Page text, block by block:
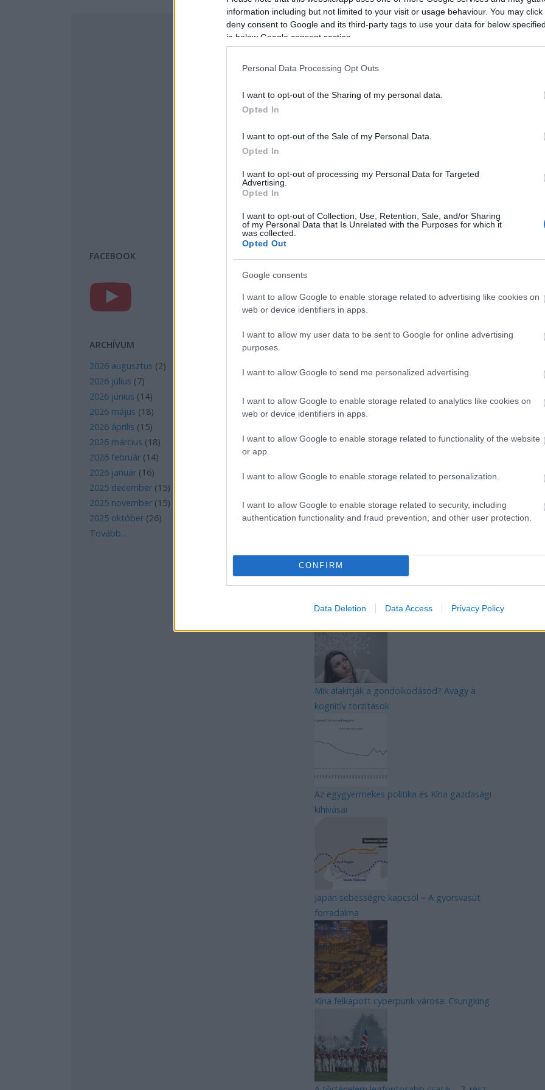
information including but not limited to your visit or usage behaviour. You may
deny consent to Google and its third-party tags to use your data for below
in below Google consent section.
Personal Data Processing Opt Outs
I want to opt-out of the Sharing of my personal data.
Opted In
I want to opt-out of the Sale of my Personal Data.
Opted In
I want to opt-out of processing my Personal Data for Targeted
Advertising.
Opted In
I want to opt-out of Collection, Use, Retention, Sale, and/or Sharing
of my Personal Data that Is Unrelated with the Purposes for which it
was collected.
Opted Out
Google consents
I want to allow Google to enable storage related to advertising like cookies on
web or device identifiers in apps.
I want to allow my user data to be sent to Google for online advertising
purposes.
I want to allow Google to send me personalized advertising.
I want to allow Google to enable storage related to analytics like cookies on
web or device identifiers in apps.
I want to allow Google to enable storage related to functionality of the website
or app.
I want to allow Google to enable storage related to personalization.
I want to allow Google to enable storage related to security, including
authentication functionality and fraud prevention, and other user protection.
CONFIRM
Data Deletion Data Access Privacy Policy
FACEBOOK
ARCHÍVUM
2026 augusztus (2)
2026 július (7)
2026 június (14)
2026 május (18)
2026 április (15)
2026 március (18)
2026 február (14)
2026 január (16)
2025 december (15)
2025 november (15)
2025 október (26)
Tovább...
közepén
A közlekedés mérföldkövei
A világ legveszélyesebb migrációs útvonalai: A
Közép-Mediterrán útvonal, A Darién-régió és
Manaus: a dzsungel szívének városa
Magyarország rejtett gyöngyszemei
Mik alakítják a gondolkodásod? Avagy a
kognitív torzítások
Az egygyermekes politika és Kína gazdasági
kihívásai
Japán sebességre kapcsol – A gyorsvasút
forradalma
Kína felkapott cyberpunk városa: Csungking